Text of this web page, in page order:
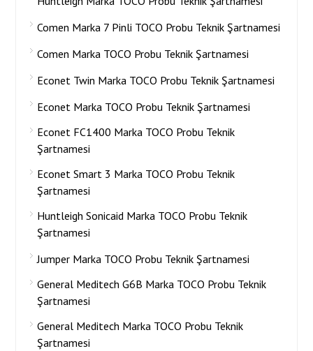
Comen Marka 7 Pinli TOCO Probu Teknik Şartnamesi
Comen Marka TOCO Probu Teknik Şartnamesi
Econet Twin Marka TOCO Probu Teknik Şartnamesi
Econet Marka TOCO Probu Teknik Şartnamesi
Econet FC1400 Marka TOCO Probu Teknik
Şartnamesi
Econet Smart 3 Marka TOCO Probu Teknik
Şartnamesi
Huntleigh Sonicaid Marka TOCO Probu Teknik
Şartnamesi
Jumper Marka TOCO Probu Teknik Şartnamesi
General Meditech G6B Marka TOCO Probu Teknik
Şartnamesi
General Meditech Marka TOCO Probu Teknik
Şartnamesi